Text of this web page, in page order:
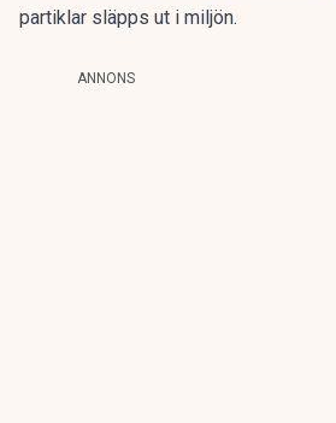
partiklar släpps ut i miljön.
ANNONS